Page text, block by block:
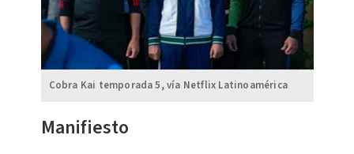
Cobra Kai temporada 5, vía Netflix Latinoamérica
Manifiesto